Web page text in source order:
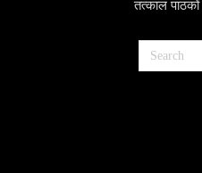
तत्काल